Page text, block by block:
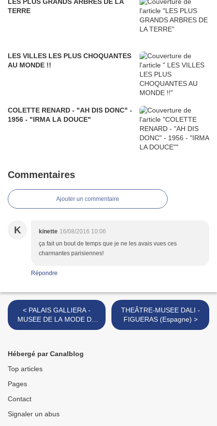
TERRE
LES VILLES LES PLUS CHOQUANTES
AU MONDE !!
COLETTE RENARD - "AH DIS DONC" -
1956 - "IRMA LA DOUCE"
Commentaires
Ajouter un commentaire
K kinette 16/08/2016 10:06
ça fait un bout de temps que je ne les avais vues ces
charmantes parisiennes!
Répondre
< PALAIS GALLIERA -
MUSEE DE LA MODE DE
PARIS
THEÂTRE-MUSEE DALI -
FIGUERAS (Espagne) >
Hébergé par Canalblog
Top articles
Pages
Contact
Signaler un abus